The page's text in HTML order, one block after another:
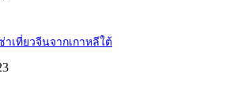
เที่ยวจีนจากเกาหลีใต้